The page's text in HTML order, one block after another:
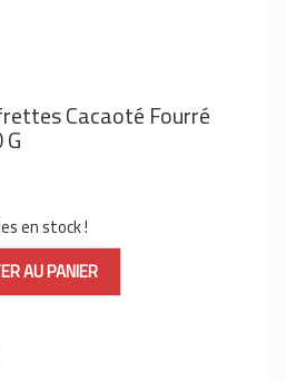
Cacaoté Fourré
AU PANIER
en stock !